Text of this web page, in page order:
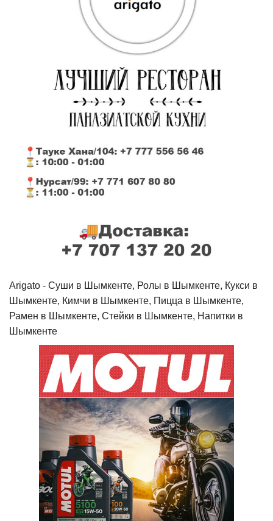
Arigato - Cуши в Шымкенте, Ролы в Шымкенте, Кукси в
Шымкенте, Кимчи в Шымкенте, Пицца в Шымкенте,
Рамен в Шымкенте, Стейки в Шымкенте, Напитки в
Шымкенте